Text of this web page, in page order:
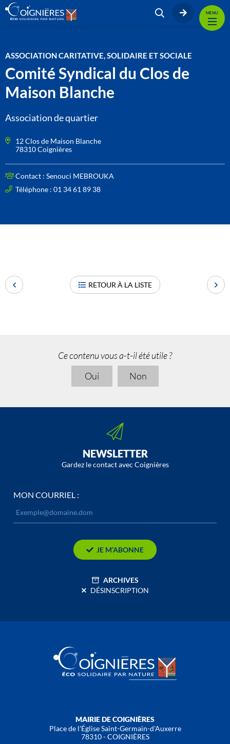
MENU
ASSOCIATION CARITATIVE, SOLIDAIRE ET SOCIALE
Comité Syndical du Clos de
Maison Blanche
Association de quartier
12 Clos de Maison Blanche
78310 Coignières
Contact : Senouci MEBROUKA
Téléphone : 01 34 61 89 38
RETOUR À LA LISTE
Ce contenu vous a-t-il été utile ?
Oui
Non
NEWSLETTER
Gardez le contact avec Coignières
MON COURRIEL :
JE M’ABONNE
ARCHIVES
DÉSINSCRIPTION
MAIRIE DE COIGNIÈRES
Place de l'Église Saint-Germain-d'Auxerre
78310 - COIGNIÈRES